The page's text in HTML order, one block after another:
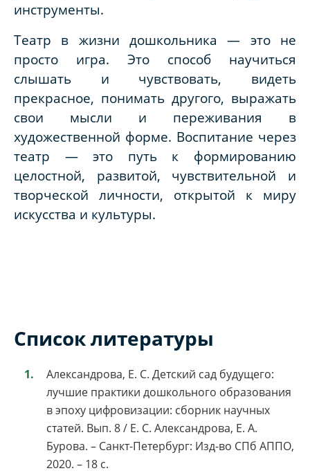
инструменты.
Театр в жизни дошкольника — это не
просто игра. Это способ научиться
слышать и чувствовать, видеть
прекрасное, понимать другого, выражать
свои мысли и переживания в
художественной форме. Воспитание через
театр — это путь к формированию
целостной, развитой, чувствительной и
творческой личности, открытой к миру
искусства и культуры.
Список литературы
Александрова, Е. С. Детский сад будущего:
лучшие практики дошкольного образования
в эпоху цифровизации: сборник научных
статей. Вып. 8 / Е. С. Александрова, Е. А.
Бурова. – Санкт-Петербург: Изд-во СПб АППО,
2020. – 18 с.